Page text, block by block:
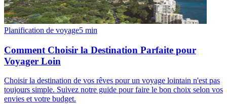
Planification de voyage5 min
Comment Choisir la Destination Parfaite pour
Voyager Loin
Choisir la destination de vos rêves pour un voyage lointain n'est pas
toujours simple. Suivez notre guide pour faire le bon choix selon vos
envies et votre budget.